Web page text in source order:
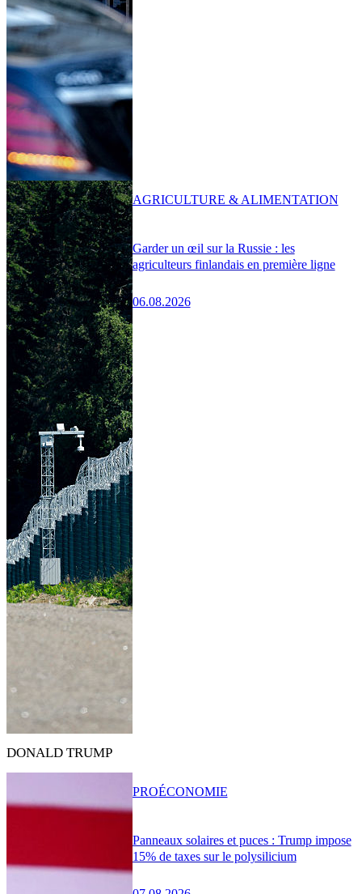
Garder un œil sur la Russie : les
agriculteurs finlandais en première ligne
06.08.2026
AGRICULTURE & ALIMENTATION
DONALD TRUMP
Panneaux solaires et puces : Trump impose
15% de taxes sur le polysilicium
PROÉCONOMIE